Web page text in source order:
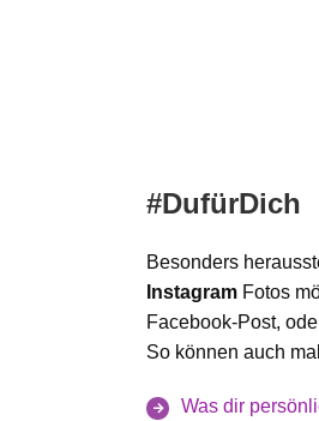
#DufürDich
Besonders
Instagram Fotos
Facebook-Post,
So können auch
Was dir